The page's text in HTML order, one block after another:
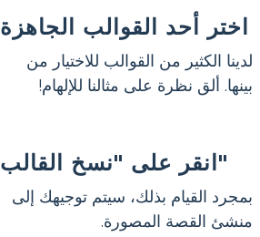
اختر أحد القوالب الجاهزة
لدينا الكثير من القوالب للاختيار من
بينها. ألق نظرة على مثالنا للإلهام!
انقر على "نسخ القالب"
بمجرد القيام بذلك، سيتم توجيهك إلى
منشئ القصة المصورة.